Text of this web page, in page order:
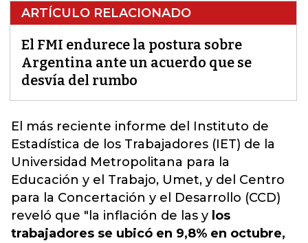
ARTÍCULO RELACIONADO
El FMI endurece la postura sobre
Argentina ante un acuerdo que se
desvía del rumbo
El más reciente informe del Instituto de
Estadística de los Trabajadores (IET) de la
Universidad Metropolitana para la
Educación y el Trabajo, Umet, y del Centro
para la Concertación y el Desarrollo (CCD)
reveló que "la inflación de las y los
trabajadores se ubicó en 9,8% en octubre,